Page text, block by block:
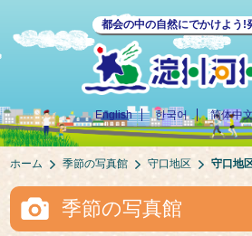
都会の中の自然にでかけよう!
English 한국어 简体中
ホーム 季節の写真館 守口地区 守口地
季節の写真館